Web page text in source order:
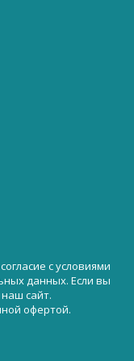
с условиями
данных. Если вы
сайт.
офертой.